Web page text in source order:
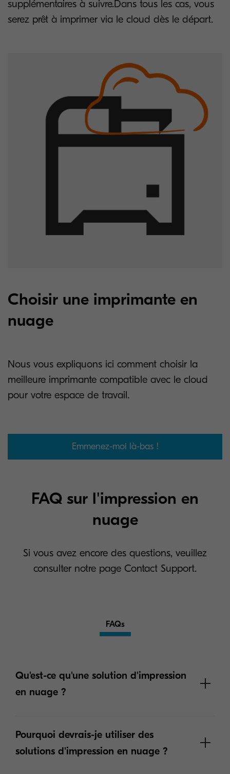
supplémentaires à suivre.Dans tous les cas, vous
serez prêt à imprimer via le cloud dès le départ.
Choisir une imprimante en
nuage
Nous vous expliquons ici comment choisir la
meilleure imprimante compatible avec le cloud
pour votre espace de travail.
Emmenez-moi là-bas !
FAQ sur l'impression en
nuage
Si vous avez encore des questions, veuillez
consulter notre page Contact Support.
FAQs
Qu'est-ce qu'une solution d'impression
en nuage ?
Pourquoi devrais-je utiliser des
solutions d'impression en nuage ?